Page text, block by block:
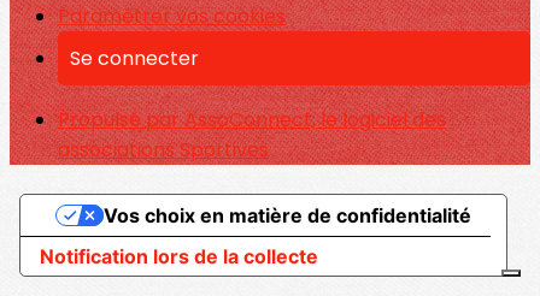
Paramétrer vos cookies
Se connecter
Propulsé par AssoConnect, le logiciel des
associations Sportives
Notification lors de la collecte
Vos choix en matière de confidentialité